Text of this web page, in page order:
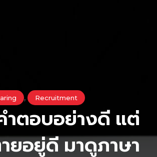
, Recruitment
ำตอบอย่างดี แต่
ยอยู่ดี มาดูภาษา